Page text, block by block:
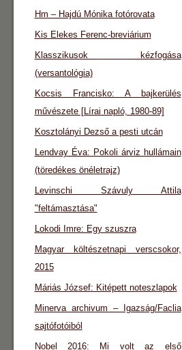
Hm – Hajdú Mónika fotórovata
Kis Elekes Ferenc-breviárium
Klasszikusok kézfogása
(versantológia)
Kocsis Francisko: A bajkerülés
művészete [Lírai napló, 1980-89]
Kosztolányi Dezső a pesti utcán
Lendvay Éva: Pokoli árviz hullámain
(töredékes önéletrajz)
Levinschi Szávuly Attila
"feltámasztása"
Lokodi Imre: Egy szuszra
Magyar költészetnapi verscsokor,
2015
Máriás József: Kitépett noteszlapok
Minerva archivum – Igazság/Faclia
sajtófotóiból
Nobel 2016: Mi volt az első